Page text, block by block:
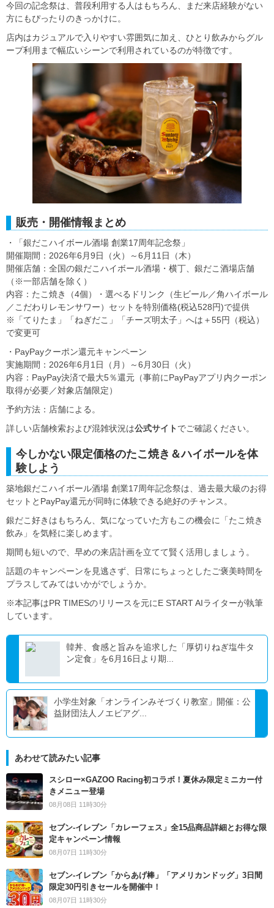
今回の記念祭は、普段利用する人はもちろん、まだ来店経験がない
方にもぴったりのきっかけに。
店内はカジュアルで入りやすい雰囲気に加え、ひとり飲みからグル
ープ利用まで幅広いシーンで利用されているのが特徴です。
販売・開催情報まとめ
・「銀だこハイボール酒場 創業17周年記念祭」
開催期間：2026年6月9日（火）～6月11日（木）
開催店舗：全国の銀だこハイボール酒場・横丁、銀だこ酒場店舗
（※一部店舗を除く）
内容：たこ焼き（4個）・選べるドリンク（生ビール／角ハイボール
／こだわりレモンサワー）セットを特別価格(税込528円)で提供
※「てりたま」「ねぎだこ」「チーズ明太子」へは＋55円（税込）
で変更可
・PayPayクーポン還元キャンペーン
実施期間：2026年6月1日（月）～6月30日（火）
内容：PayPay決済で最大5％還元（事前にPayPayアプリ内クーポン
取得が必要／対象店舗限定）
予約方法：店舗による。
詳しい店舗検索および混雑状況は公式サイト でご確認ください。
今しかない限定価格のたこ焼き＆ハイボールを体
験しよう
築地銀だこハイボール酒場 創業17周年記念祭は、過去最大級のお得
セットとPayPay還元が同時に体験できる絶好のチャンス。
銀だこ好きはもちろん、気になっていた方もこの機会に「たこ焼き
飲み」を気軽に楽しめます。
期間も短いので、早めの来店計画を立てて賢く活用しましょう。
話題のキャンペーンを見逃さず、日常にちょっとしたご褒美時間を
プラスしてみてはいかがでしょうか。
※本記事はPR TIMESのリリースを元にE START AIライターが執筆
しています。
韓丼、食感と旨みを追求した「厚切りねぎ塩牛タ
ン定食」を6月16日より期...
小学生対象「オンラインみそづくり教室」開催：公
益財団法人ノエビアグ...
あわせて読みたい記事
スシロー×GAZOO Racing初コラボ！夏休み限定ミニカー付
きメニュー登場
08月08日 11時30分
セブン‐イレブン「カレーフェス」全15品商品詳細とお得な限
定キャンペーン情報
08月07日 11時30分
セブン‐イレブン「からあげ棒」「アメリカンドッグ」3日間
限定30円引きセールを開催中！
08月07日 11時30分